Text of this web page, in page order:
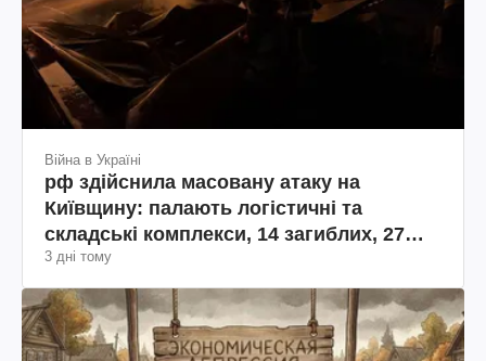
Війна в Україні
рф здійснила масовану атаку на
Київщину: палають логістичні та
складські комплекси, 14 загиблих, 27
поранених (фото, відео)
3 дні тому